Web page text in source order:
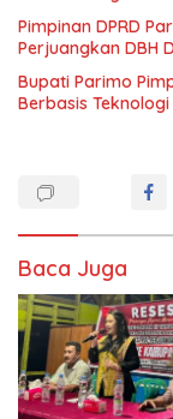
Pimpinan DPRD
Perjuangkan DBH
Bupati Parimo
Berbasis Teknologi
Baca Juga